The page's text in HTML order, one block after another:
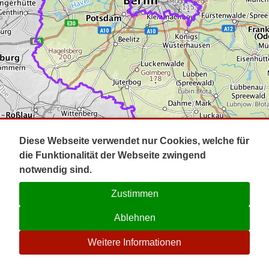
Impressum
Kontakt
☉
Diese Webseite verwendet nur Cookies, welche für
die Funktionalität der Webseite zwingend
notwendig sind.
Zustimmen
Ablehnen
Weitere Informationen